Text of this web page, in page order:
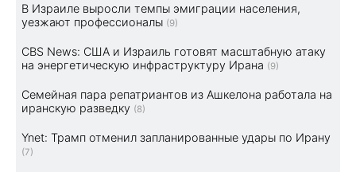
В Израиле выросли темпы эмиграции населения,
уезжают профессионалы (9)
CBS News: США и Израиль готовят масштабную атаку
на энергетическую инфраструктуру Ирана (9)
Семейная пара репатриантов из Ашкелона работала на
иранскую разведку (8)
Ynet: Трамп отменил запланированные удары по Ирану
(7)